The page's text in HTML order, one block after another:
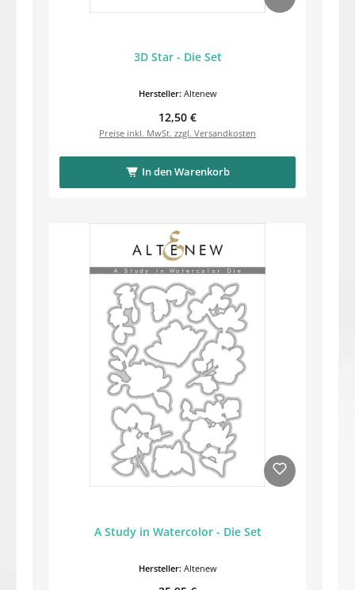
3D Star - Die Set
Hersteller: Altenew
Regulärer Preis:
12,50 €
Preise inkl. MwSt. zzgl. Versandkosten
In den Warenkorb
A Study in Watercolor - Die Set
Hersteller: Altenew